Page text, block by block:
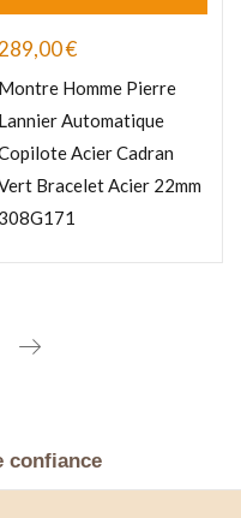
289,00€
Montre Homme Pierre
Lannier Automatique
Acier Cadran
Bracelet Acier 22mm
308G171
confiance